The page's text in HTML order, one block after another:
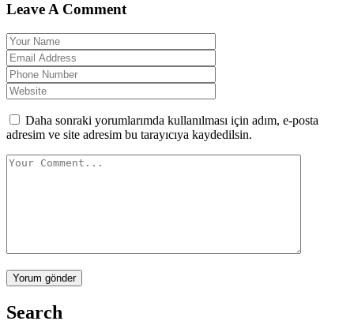
Leave A Comment
Daha sonraki yorumlarımda kullanılması için adım, e-posta
adresim ve site adresim bu tarayıcıya kaydedilsin.
Yorum gönder
Search